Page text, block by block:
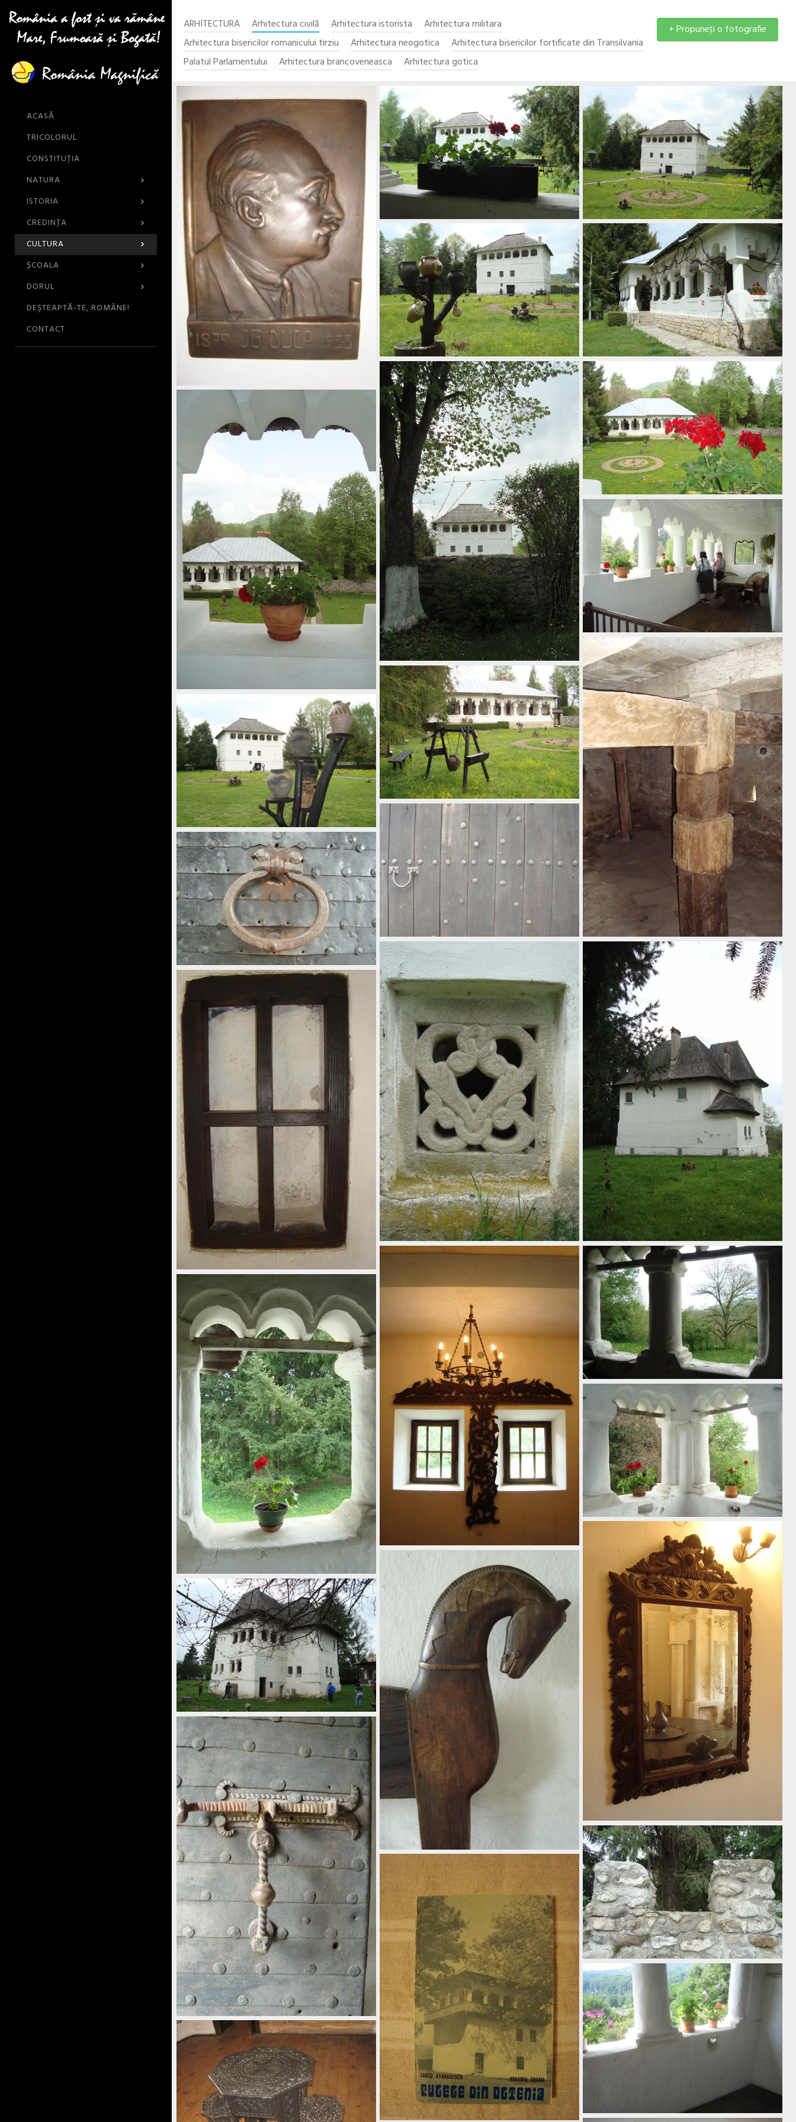
ACASĂ
TRICOLORUL
CONSTITUȚIA
›
NATURA
›
ISTORIA
›
CREDINŢA
›
CULTURA
›
ŞCOALA
›
DORUL
DEŞTEAPTĂ-TE, ROMÂNE!
CONTACT
+ Propuneţi o fotografie
ARHITECTURA Arhitectura civilă Arhitectura istorista
Arhitectura militara
Arhitectura bisericilor romanicului tirziu
Arhitectura neogotica
Arhitectura bisericilor fortificate din Transilvania
Palatul Parlamentului
Arhitectura brancoveneasca Arhitectura gotica